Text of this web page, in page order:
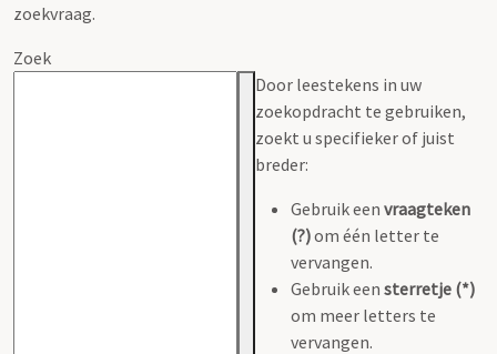
zoekvraag.
Zoek
Door leestekens in uw
zoekopdracht te gebruiken,
zoekt u specifieker of juist
breder:
Gebruik een vraagteken
(?)om één letter te
vervangen.
Gebruik een sterretje (*)
om meer letters te
vervangen.